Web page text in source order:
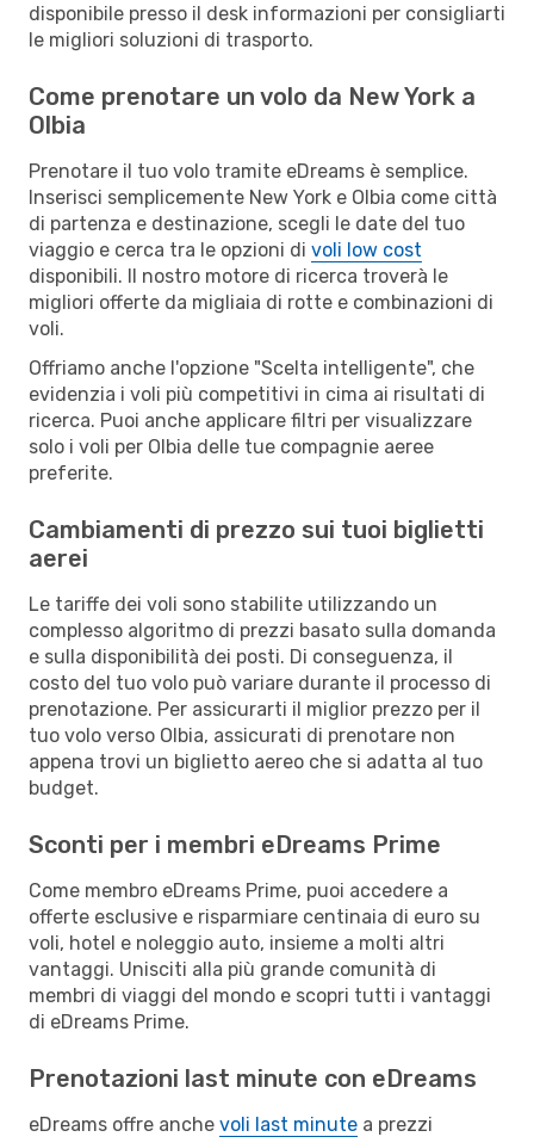
disponibile presso il desk informazioni per consigliarti
le migliori soluzioni di trasporto.
Come prenotare un volo da New York a
Olbia
Prenotare il tuo volo tramite eDreams è semplice.
Inserisci semplicemente New York e Olbia come città
di partenza e destinazione, scegli le date del tuo
viaggio e cerca tra le opzioni di voli low cost
disponibili. Il nostro motore di ricerca troverà le
migliori offerte da migliaia di rotte e combinazioni di
voli.
Offriamo anche l'opzione "Scelta intelligente", che
evidenzia i voli più competitivi in cima ai risultati di
ricerca. Puoi anche applicare filtri per visualizzare
solo i voli per Olbia delle tue compagnie aeree
preferite.
Cambiamenti di prezzo sui tuoi biglietti
aerei
Le tariffe dei voli sono stabilite utilizzando un
complesso algoritmo di prezzi basato sulla domanda
e sulla disponibilità dei posti. Di conseguenza, il
costo del tuo volo può variare durante il processo di
prenotazione. Per assicurarti il miglior prezzo per il
tuo volo verso Olbia, assicurati di prenotare non
appena trovi un biglietto aereo che si adatta al tuo
budget.
Sconti per i membri eDreams Prime
Come membro eDreams Prime, puoi accedere a
offerte esclusive e risparmiare centinaia di euro su
voli, hotel e noleggio auto, insieme a molti altri
vantaggi. Unisciti alla più grande comunità di
membri di viaggi del mondo e scopri tutti i vantaggi
di eDreams Prime.
Prenotazioni last minute con eDreams
eDreams offre anche voli last minute a prezzi